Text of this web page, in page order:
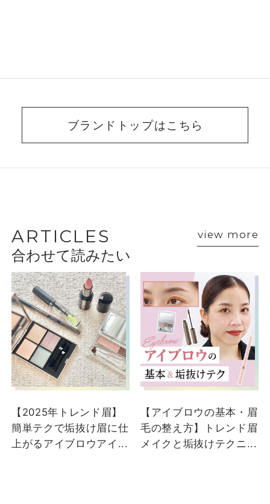
ブランドトップはこちら
VOICE
ショップスタッフ・ブランド担当者のおすす
めをご紹介
DEPACO BA
釣川
DEPACO BA
ARTICLES view more
合わせて読みたい
【2025年トレンド眉】
簡単テクで垢抜け眉に仕
上がるアイブロウアイ...
【アイブロウの基本・眉
毛の整え方】トレンド眉
メイクと垢抜けテクニ...